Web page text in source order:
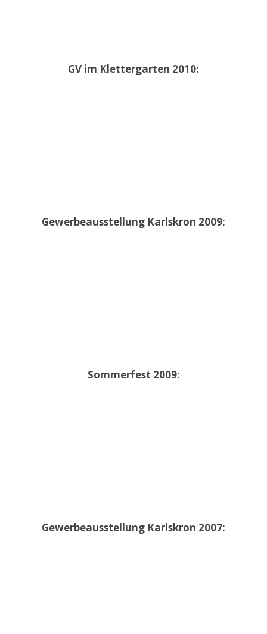
GV im Klettergarten 2010:
Gewerbeausstellung Karlskron 2009:
Sommerfest 2009:
Gewerbeausstellung Karlskron 2007: